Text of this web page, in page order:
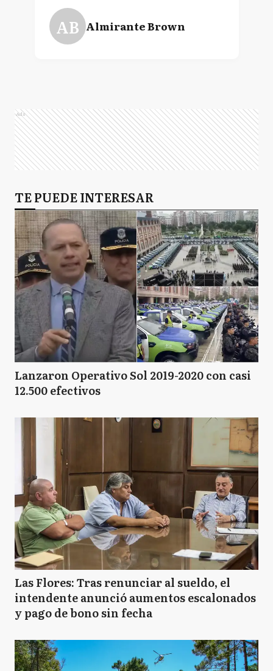
AB Almirante Brown
Ads
TE PUEDE INTERESAR
Lanzaron Operativo Sol 2019-2020 con casi
12.500 efectivos
Las Flores: Tras renunciar al sueldo, el
intendente anunció aumentos escalonados
y pago de bono sin fecha